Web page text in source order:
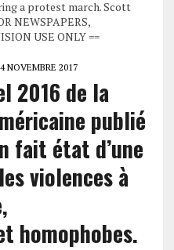
a protest march. Scott
NEWSPAPERS,
USE ONLY ==
NOVEMBRE 2017
2016 de la
publié
fait état d’une
violences à
homophobes.